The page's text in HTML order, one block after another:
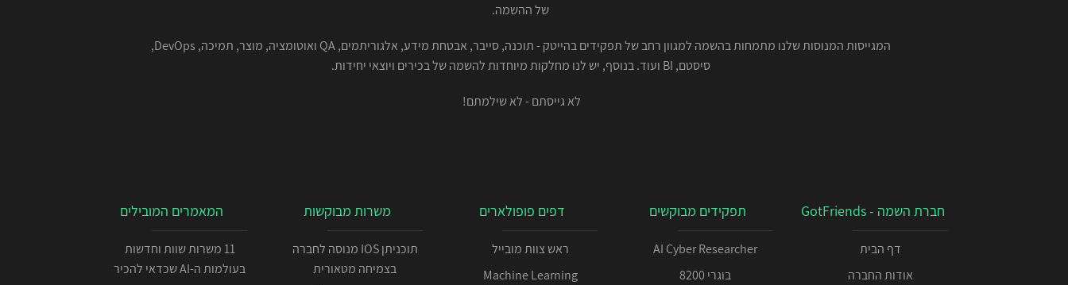
של ההשמה.
המגייסות המנוסות שלנו מתמחות בהשמה למגוון רחב של תפקידים בהייטק - תוכנה, סייבר, אבטחת מידע, אלגוריתמים, QA ואוטומציה, מוצר, תמיכה, DevOps,
סיסטם, BI ועוד. בנוסף, יש לנו מחלקות מיוחדות להשמה של בכירים ויוצאי יחידות.
לא גייסתם - לא שילמתם!
חברת השמה - GotFriends
דף הבית
אודות החברה
תפקידים מבוקשים
AI Cyber Researcher
בוגרי 8200
דפים פופולארים
ראש צוות מובייל
Machine Learning
משרות מבוקשות
תוכניתן IOS מנוסה לחברה
בצמיחה מטאורית
המאמרים המובילים
11 משרות שוות וחדשות
בעולמות ה-AI שכדאי להכיר